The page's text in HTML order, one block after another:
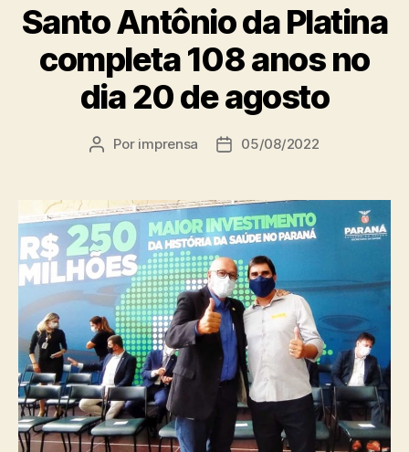
Santo Antônio da Platina
completa 108 anos no
dia 20 de agosto
Autor
Por imprensa
Data05/08/2022